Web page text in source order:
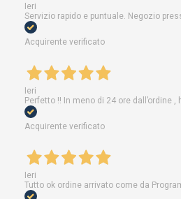
Ieri
Servizio rapido e puntuale. Negozio
Acquirente verificato
Ieri
Perfetto !! In meno di 24 ore dall’ordine
Acquirente verificato
Ieri
Tutto ok ordine arrivato come da